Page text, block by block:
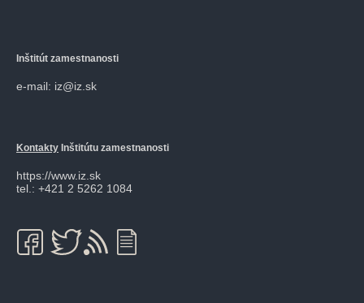
Inštitút zamestnanosti
e-mail: iz@iz.sk
Kontakty Inštitútu zamestnanosti
https://www.iz.sk
tel.: +421 2 5262 1084